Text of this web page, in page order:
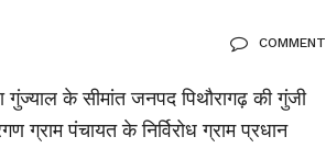
COMMENT
गुंज्याल के सीमांत जनपद पिथौरागढ़ की गुंजी
ग्राम पंचायत के निर्विरोध ग्राम प्रधान